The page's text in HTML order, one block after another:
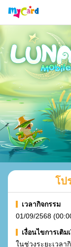
โป
เวลากิจกรรม
01/09/2568
เงื่อนไขการเติม
ในช่วงระยะเวลา